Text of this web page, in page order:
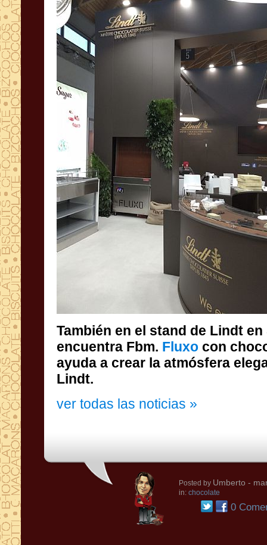
También en el stand de Lindt en
encuentra Fbm. Fluxo con
ayuda a crear la
Lindt.
ver todas las noticias »
Posted by Umberto -
in: chocolate
0